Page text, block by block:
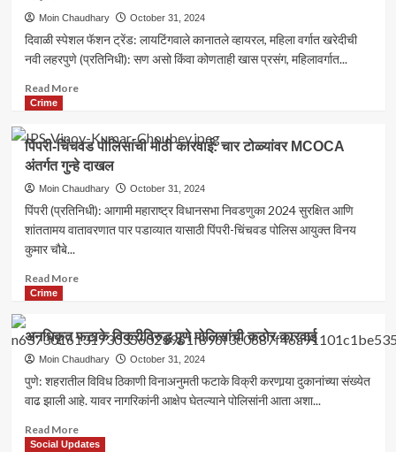
यांची
मैंदर्गी
महिला
काँग्रेस
Moin Chaudhary October 31, 2024
दिवाळी स्पेशल फॅशन ट्रेंड: लायटिंगवाले कानातले व्हायरल, महिला वर्गात खरेदीची
नवी लहरपुणे (प्रतिनिधी): सण असो किंवा कोणताही खास प्रसंग, महिलावर्गात...
Read MoreRead
व्हायरल
व्हिडीओ:
दिवाळी
साठी
लायटिंग
झुमके
बाजारात,
Crime
पिंपरी-चिंचवड पोलिसांची मोठी कारवाई: चार टोळ्यांवर MCOCA
अंतर्गत गुन्हे दाखल
Moin Chaudhary October 31, 2024
पिंपरी (प्रतिनिधी): आगामी महाराष्ट्र विधानसभा निवडणुका 2024 सुरक्षित आणि
शांततामय वातावरणात पार पडाव्यात यासाठी पिंपरी-चिंचवड पोलिस आयुक्त विनय
कुमार चौबे...
Read MoreRead
पिंपरी-
चिंचवड
पोलिसांची
मोठी
कारवाई:
चार
टोळ्यांवर
MCOCA
Crime
अनधिकृत फटाके विक्रीविरुद्ध पुणे पोलिसांची कठोर कारवाई
Moin Chaudhary October 31, 2024
पुणे: शहरातील विविध ठिकाणी विनाअनुमती फटाके विक्री करणार्‍या दुकानांच्या संख्येत
वाढ झाली आहे. यावर नागरिकांनी आक्षेप घेतल्याने पोलिसांनी आता अशा...
Read MoreRead
more
Social Updates